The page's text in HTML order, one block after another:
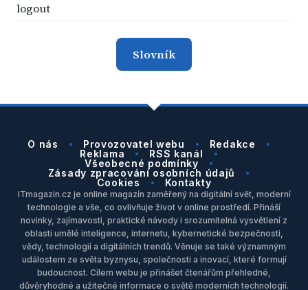
logout
Slovník
O nás Provozovatel webu
Redakce
Reklama
RSS kanál
Všeobecné podmínky
Zásady zpracování osobních údajů
Cookies
Kontakty
ITmagazin.cz je online magazín zaměřený na digitální svět, moderní
technologie a vše, co ovlivňuje život v online prostředí. Přináší
novinky, zajímavosti, praktické návody i srozumitelná vysvětlení z
oblasti umělé inteligence, internetu, kybernetické bezpečnosti,
vědy, technologií a digitálních trendů. Věnuje se také významným
událostem ze světa byznysu, společnosti a inovací, které formují
budoucnost. Cílem webu je přinášet čtenářům přehledné,
důvěryhodné a užitečné informace o světě moderních technologií.